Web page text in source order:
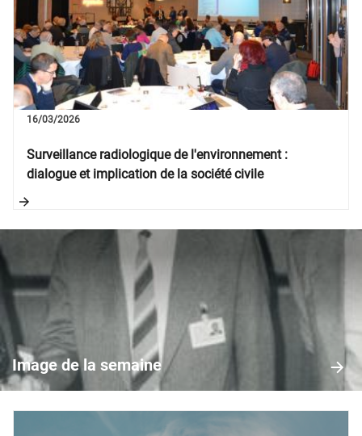
Image de la semaine
Image
de
semaine
Surveillance radiologique de l'environnement :
dialogue et implication de la société civile
16/03/2026